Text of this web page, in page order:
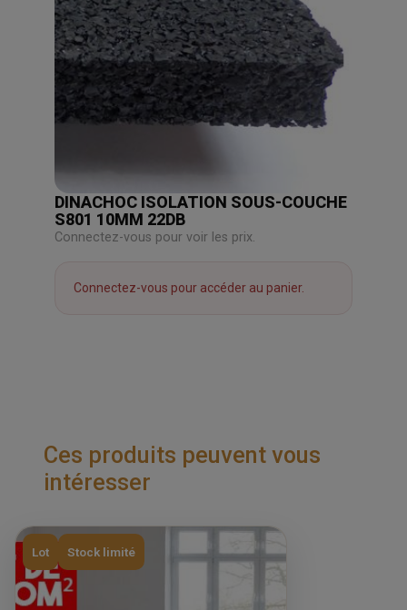
DINACHOC ISOLATION SOUS-COUCHE
S801 10MM 22DB
Connectez-vous pour voir les prix.
Connectez-vous pour accéder au panier.
Ces produits peuvent vous
intéresser
Lot Stock limité